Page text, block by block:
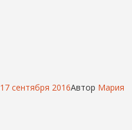
17 сентября 2016Автор Мария